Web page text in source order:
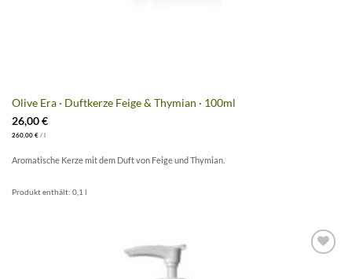
Olive Era · Duftkerze Feige & Thymian · 100ml
26,00€
260,00 €/ l
Aromatische Kerze mit dem Duft von Feige und Thymian.
Produkt enthält: 0,1l